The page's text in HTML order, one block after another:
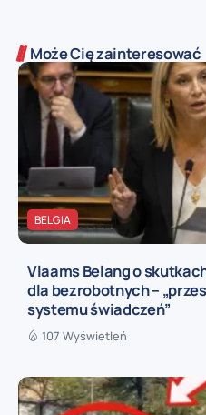
Może Cię zainteresować
BELGIA
Vlaams Belang o
dla bezrobotnych –
systemu świadczeń”
107 Wyświetleń